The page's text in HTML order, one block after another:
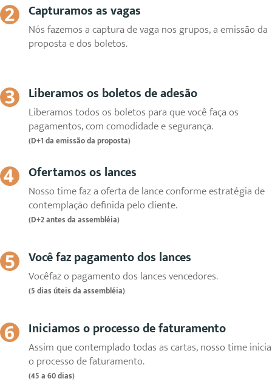
Capturamos as vagas
Nós fazemos a captura de vaga nos grupos, a emissão da
proposta e dos boletos.
Liberamos os boletos de adesão
Liberamos todos os boletos para que você faça os
pagamentos, com comodidade e segurança.
(D+1 da emissão da proposta)
Ofertamos os lances
Nosso time faz a oferta de lance conforme estratégia de
contemplação definida pelo cliente.
(D+2 antes da assembléia)
Você faz pagamento dos lances
Vocêfaz o pagamento dos lances vencedores.
(5 dias úteis da assembléia)
Iniciamos o processo de faturamento
Assim que contemplado todas as cartas, nosso time inicia
o processo de faturamento.
(45 a 60 dias)